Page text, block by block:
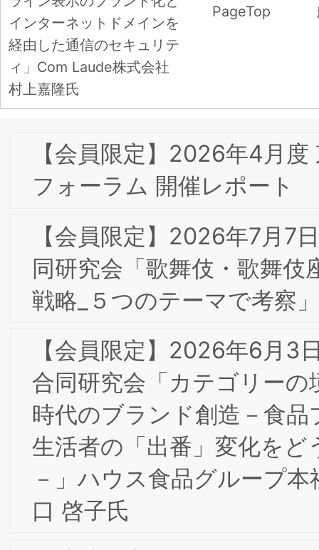
口 啓子氏
『地域創生マーケティングとSDGｓ』
(山口夕妃子、陶山計介、西村順二、田中
洋 編著)が日本マーケティング学会・日
本マーケティング本大賞2026にノミネ
【会員限定】2026年3月17日 第8回東阪
合同研究会「コーポレートブランド構築
マーケティングジャパン株式会社 西田
健氏
【会員限定】2026年5月8日 第１回東阪
【会員限定】2/25(水) 2025年度 第1回
的財産部会・第7回東京/大阪合同研究会
「テキストマイニング手法によるブラ
ディング分析の可能性」/日本ライセン
ス協会共同開催 レポート
【会員限定】2026年3月17日(火)第8回
京/大阪合同研究会「コーポレートブラ
ド構築に向けたデジタル・Web広告」